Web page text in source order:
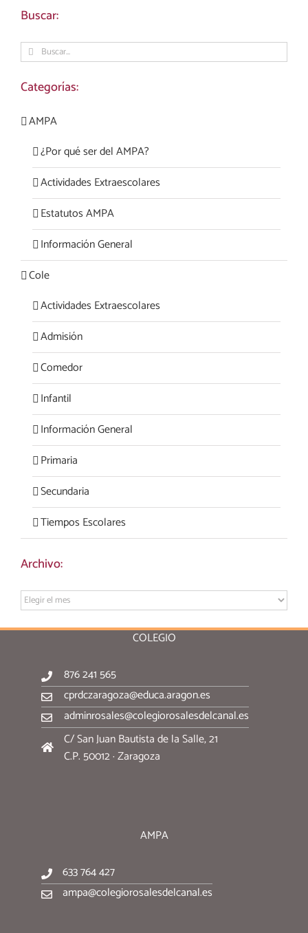
Buscar:
Buscar:
Categorías:
AMPA
¿Por qué ser del AMPA?
Actividades Extraescolares
Estatutos AMPA
Información General
Cole
Actividades Extraescolares
Admisión
Comedor
Infantil
Información General
Primaria
Secundaria
Tiempos Escolares
Archivo:
Archivo:
COLEGIO
876 241 565
cprdczaragoza@educa.aragon.es
adminrosales@colegiorosalesdelcanal.es
C/ San Juan Bautista de la Salle, 21
C.P. 50012 · Zaragoza
AMPA
633 764 427
ampa@colegiorosalesdelcanal.es